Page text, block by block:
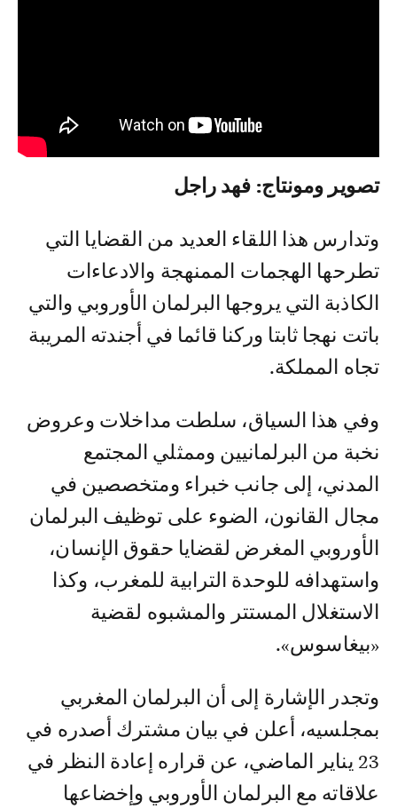
تصوير ومونتاج: فهد راجل
وتدارس هذا اللقاء العديد من القضايا التي
تطرحها الهجمات الممنهجة والادعاءات
الكاذبة التي يروجها البرلمان الأوروبي والتي
باتت نهجا ثابتا وركنا قائما في أجندته المريبة
تجاه المملكة.
وفي هذا السياق، سلطت مداخلات وعروض
نخبة من البرلمانيين وممثلي المجتمع
المدني، إلى جانب خبراء ومتخصصين في
مجال القانون، الضوء على توظيف البرلمان
الأوروبي المغرض لقضايا حقوق الإنسان،
واستهدافه للوحدة الترابية للمغرب، وكذا
الاستغلال المستتر والمشبوه لقضية
«بيغاسوس».
وتجدر الإشارة إلى أن البرلمان المغربي
بمجلسيه، أعلن في بيان مشترك أصدره في
23 يناير الماضي، عن قراره إعادة النظر في
علاقاته مع البرلمان الأوروبي وإخضاعها